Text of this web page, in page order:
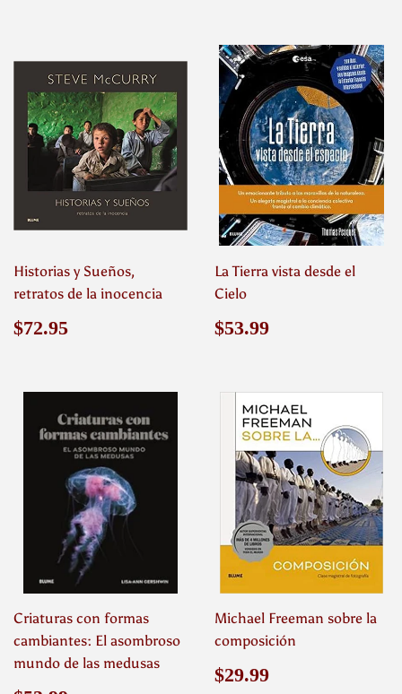
Historias y Sueños,
retratos de la inocencia
Precio
$72.95
La Tierra vista desde el
Cielo
Precio
$53.99
Criaturas con formas
cambiantes: El asombroso
mundo de las medusas
Michael Freeman sobre la
composición
Precio
$29.99